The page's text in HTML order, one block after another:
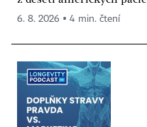
6. 8. 2026 ▪ 4 min. čtení